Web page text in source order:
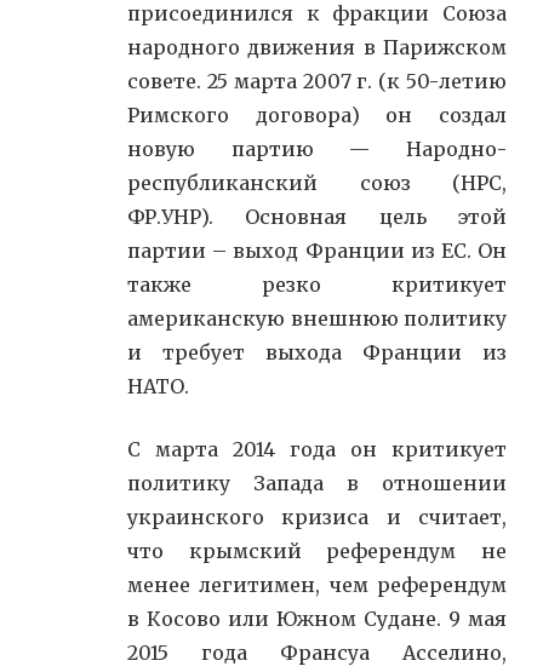
присоединился к фракции Союза
народного движения в Парижском
совете. 25 марта 2007 г. (к 50-летию
Римского договора) он создал
новую партию — Народно-
республиканский союз (НРС,
ФР.УНР). Основная цель этой
партии – выход Франции из ЕС. Он
также резко критикует
американскую внешнюю политику
и требует выхода Франции из
НАТО.
С марта 2014 года он критикует
политику Запада в отношении
украинского кризиса и считает,
что крымский референдум не
менее легитимен, чем референдум
в Косово или Южном Судане. 9 мая
2015 года Франсуа Асселино,